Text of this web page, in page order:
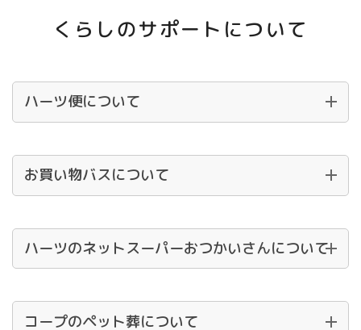
くらしのサポートについて
ハーツ便について
お買い物バスについて
ハーツのネットスーパーおつかいさんについて
コープのペット葬について